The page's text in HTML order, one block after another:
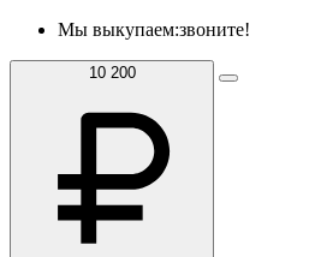
Мы выкупаем:звоните!
10 200